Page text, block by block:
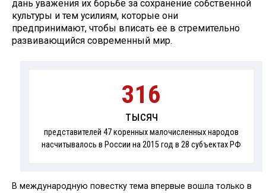
дань уважения их борьбе за сохранение собственной
культуры и тем усилиям, которые они
предпринимают, чтобы вписать ее в стремительно
развивающийся современный мир.
316
тысяч
представителей 47 коренных малочисленных народов
насчитывалось в России на 2015 год в 28 субъектах РФ
В международную повестку те­ма впервые вошла только в